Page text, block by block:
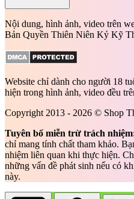
Nội dung, hình ảnh, video trên
Bản Quyền Thiên Niên Kỷ Kỹ
Website chỉ dành cho người 18
hiện trong hình ảnh, video đều
Copyright 2013 - 2026 © Shop
Tuyên bố miễn trừ trách
chỉ mang tính chất tham khảo.
nhiệm liên quan khi thực hiện.
những vấn đề phát sinh nếu có
này.